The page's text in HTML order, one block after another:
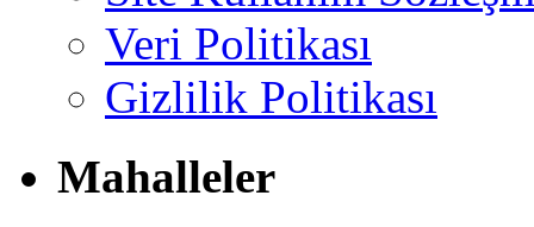
Veri Politikası
Gizlilik Politikası
Mahalleler